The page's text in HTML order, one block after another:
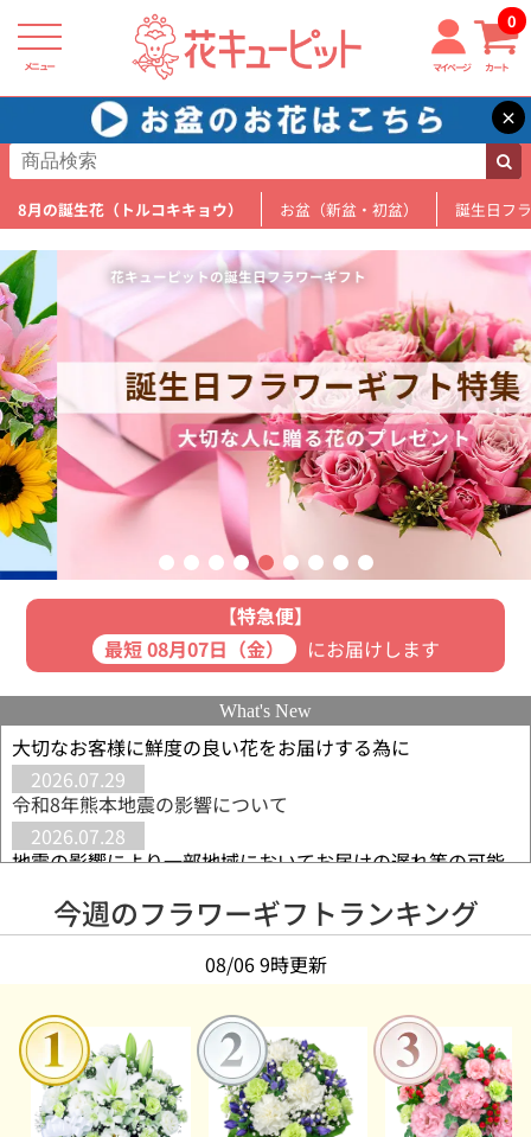
メニュー マイページ カート
0
×
8月の誕生花（トルコキキョウ） お盆（新盆・初盆） 誕生日フ
花キューピットの誕生日フラワーギフト
【特急便】
最短 08月07日（金）
にお届けします
What's New
大切なお客様に鮮度の良い花をお届けする為に
2026.07.29
令和8年熊本地震の影響について
2026.07.28
地震の影響により一部地域においてお届けの遅れ等の可能
2026.07.24
【8月の誕生花◆トルコキキョウ】花言葉は「優美・希望」
レースのような花びらが美しい花
【敬老の日◆9月21日】長寿を願うリンドウがおすすめ
◆「元気でいてね」を込めて贈るギフト
2026.07.07
【新ブランド】hanamore -ハナモア-◆もっと素直に、も
っと自由に、もっとあなたらしい花贈り。
今週のフラワーギフトランキング
08/06 9時更新